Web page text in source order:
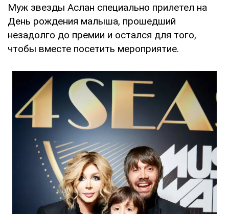
Муж звезды Аслан специально прилетел на
День рождения малыша, прошедший
незадолго до премии и остался для того,
чтобы вместе посетить мероприятие.